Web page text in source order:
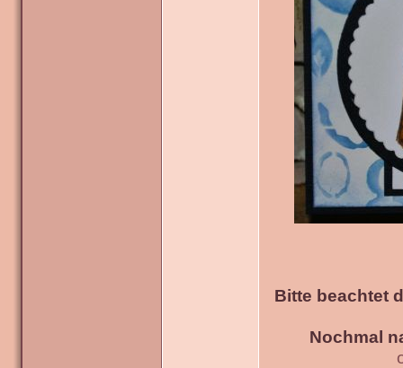
Bitte beachtet
Nochmal